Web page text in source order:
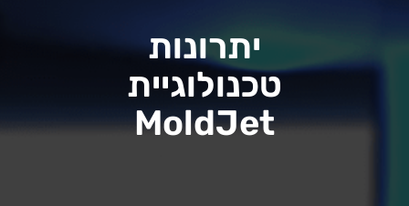
יתרונות
טכנולוגיית
MoldJet